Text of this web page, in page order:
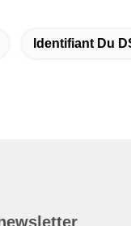
Identifiant Du